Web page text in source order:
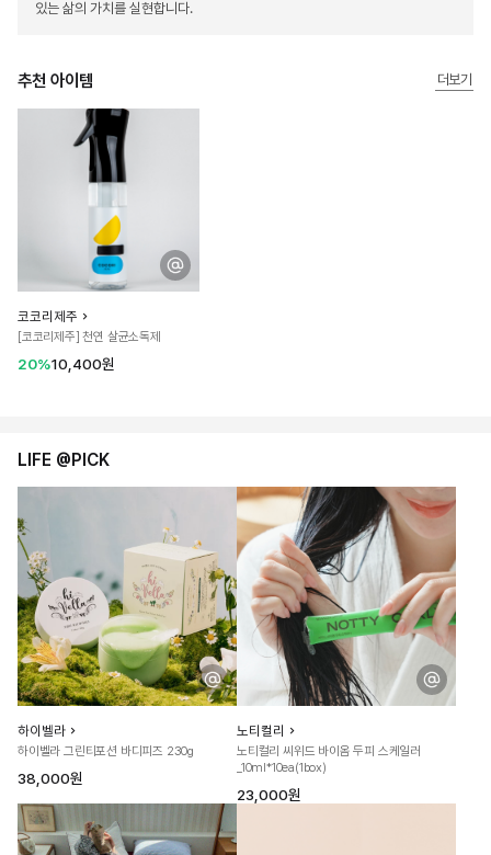
있는 삶의 가치를 실현합니다.
추천 아이템 더보기
코코리제주
[코코리제주] 천연 살균소독제
20%10,400원
LIFE @PICK
하이벨라
하이벨라 그린티포션 바디피즈 230g
38,000원
노티컬리
노티컬리 씨위드 바이옴 두피 스케일러
_10ml*10ea(1box)
23,000원